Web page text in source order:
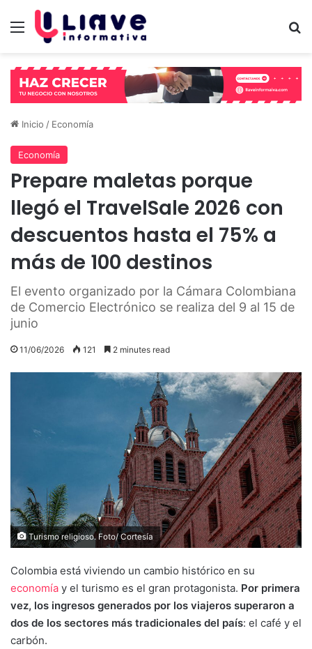
Menú
Inicio / Economía
Economía
Prepare maletas porque
llegó el TravelSale 2026 con
descuentos hasta el 75% a
más de 100 destinos
El evento organizado por la Cámara Colombiana
de Comercio Electrónico se realiza del 9 al 15 de
junio
11/06/2026 121 2 minutes read
Turismo religioso. Foto/ Cortesía
Colombia está viviendo un cambio histórico en su
economía y el turismo es el gran protagonista. Por primera
vez, los ingresos generados por los viajeros superaron a
dos de los sectores más tradicionales del país: el café y el
carbón.